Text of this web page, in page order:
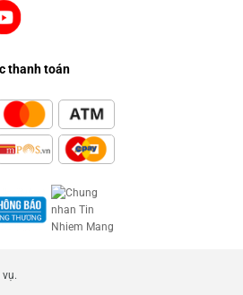
thanh toán